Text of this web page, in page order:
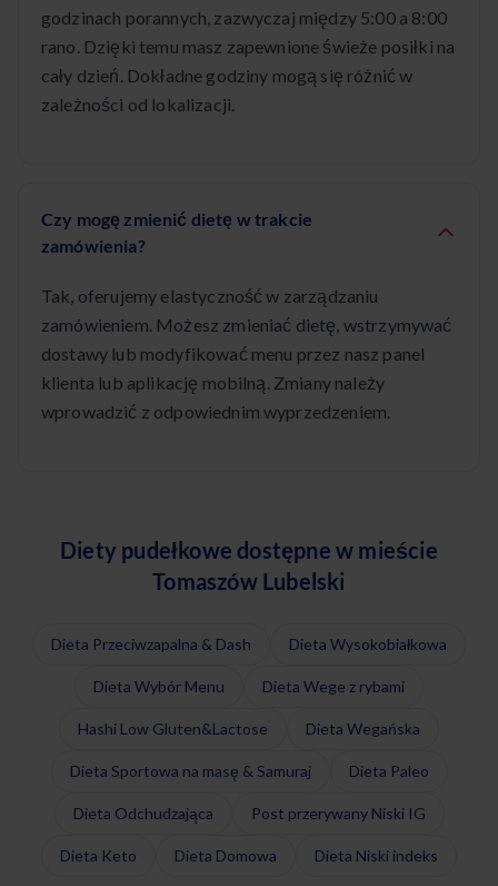
godzinach porannych, zazwyczaj między 5:00 a 8:00
rano. Dzięki temu masz zapewnione świeże posiłki na
cały dzień. Dokładne godziny mogą się różnić w
zależności od lokalizacji.
Czy mogę zmienić dietę w trakcie
zamówienia?
Tak, oferujemy elastyczność w zarządzaniu
zamówieniem. Możesz zmieniać dietę, wstrzymywać
dostawy lub modyfikować menu przez nasz panel
klienta lub aplikację mobilną. Zmiany należy
wprowadzić z odpowiednim wyprzedzeniem.
Diety pudełkowe dostępne w mieście
Tomaszów Lubelski
Dieta Przeciwzapalna & Dash Dieta Wysokobiałkowa
Dieta Wybór Menu Dieta Wege z rybami
Hashi Low Gluten&Lactose Dieta Wegańska
Dieta Sportowa na masę & Samuraj Dieta Paleo
Dieta Odchudzająca Post przerywany Niski IG
Dieta Keto Dieta Domowa Dieta Niski indeks